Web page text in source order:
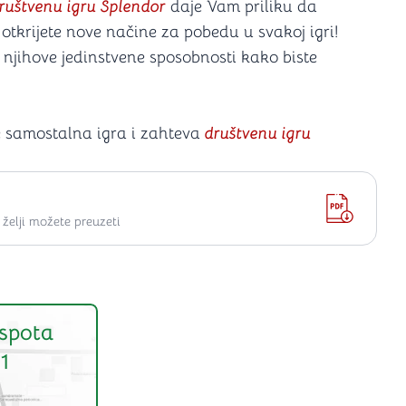
igru Splendor daje Vam priliku da
nove načine za pobedu u svakoj igri!
jedinstvene sposobnosti kako biste
samostalna igra i zahteva društvenu igru
možete preuzeti